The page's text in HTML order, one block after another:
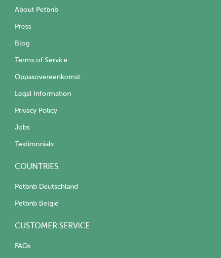
About Petbnb
Press
Blog
Terms of Service
Oppasovereenkomst
Legal Information
Privacy Policy
Jobs
Testimonials
COUNTRIES
Petbnb Deutschland
Petbnb België
CUSTOMER SERVICE
FAQs